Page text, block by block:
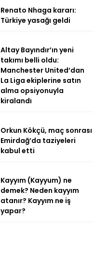
Renato Nhaga kararı:
Türkiye yasağı geldi
Altay Bayındır’ın yeni
takımı belli oldu:
Manchester United’dan
La Liga ekiplerine satın
alma opsiyonuyla
kiralandı
Orkun Kökçü, maç sonrası
Emirdağ’da taziyeleri
kabul etti
Kayyım (Kayyum) ne
demek? Neden kayyım
atanır? Kayyım ne iş
yapar?